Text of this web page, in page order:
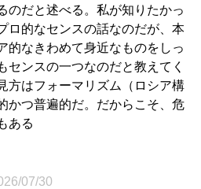
のだと述べる。私が知りたかっ
ロ的なセンスの話なのだが、本
的なきわめて身近なものをしっ
センスの一つなのだと教えてく
方はフォーマリズム（ロシア構
かつ普遍的だ。だからこそ、危
ある
07/30